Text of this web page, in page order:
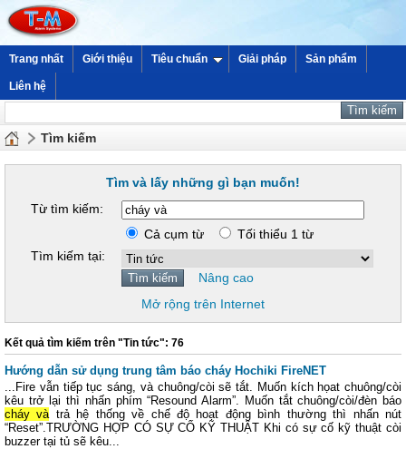
Trang nhất Giới thiệu Tiêu chuẩn Giải pháp Sản phẩm
Liên hệ
Tìm kiếm
Tìm và lấy những gì bạn muốn!
Từ tìm kiếm:
Cả cụm từ
Tối thiểu 1 từ
Tìm kiếm tại:
Nâng cao
Mở rộng trên Internet
Kết quả tìm kiếm trên "Tin tức": 76
Hướng dẫn sử dụng trung tâm báo cháy Hochiki FireNET
...Fire vẫn tiếp tục sáng, và chuông/còi sẽ tắt. Muốn kích họat chuông/còi
kêu trở lại thì nhấn phím “Resound Alarm”. Muốn tắt chuông/còi/đèn báo
cháy vàtrả hệ thống về chế độ hoạt động bình thường thì nhấn nút
“Reset”.TRƯỜNG HỢP CÓ SỰ CỐ KỸ THUẬT Khi có sự cố kỹ thuật còi
buzzer tại tủ sẽ kêu...